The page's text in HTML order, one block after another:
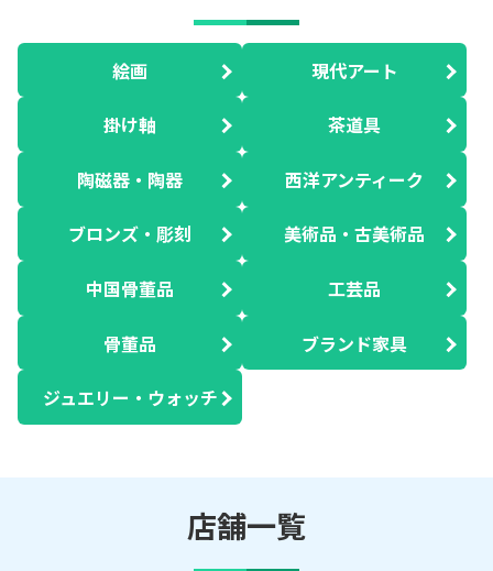
絵画 現代アート
掛け軸 茶道具
陶磁器・陶器 西洋アンティーク
ブロンズ・彫刻 美術品・古美術品
中国骨董品 工芸品
骨董品 ブランド家具
ジュエリー・ウォッチ
店舗一覧